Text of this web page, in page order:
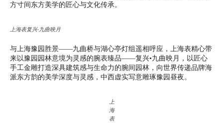
方寸间东方美学的匠心与文化传承。
上海表复兴·九曲映月
与上海豫园胜景——九曲桥与湖心亭灯组遥相呼应，上海表精心带
来以豫园园林意境为灵感的腕表臻品——复兴•九曲映月，以匠心
手工金雕打造深具建筑感与生命力的腕间园林，向世界传递品牌海
派东方韵的美学深度与灵感，中西虚实写意雕琢豫园昼夜。
上
海
表